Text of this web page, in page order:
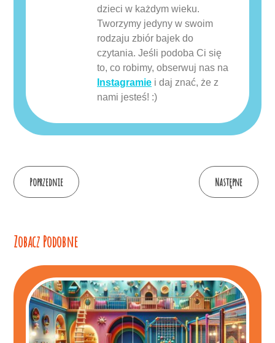
dzieci w każdym wieku.
Tworzymy jedyny w swoim
rodzaju zbiór bajek do
czytania. Jeśli podoba Ci się
to, co robimy, obserwuj nas na
Instagramie i daj znać, że z
nami jesteś! :)
Continue
Poprzednie Następne
Zobacz Podobne